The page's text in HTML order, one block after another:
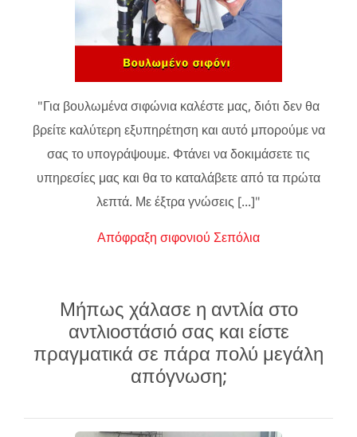
"Για βουλωμένα σιφώνια καλέστε μας, διότι δεν θα
βρείτε καλύτερη εξυπηρέτηση και αυτό μπορούμε να
σας το υπογράψουμε. Φτάνει να δοκιμάσετε τις
υπηρεσίες μας και θα το καταλάβετε από τα πρώτα
λεπτά. Με έξτρα γνώσεις [...]"
Απόφραξη σιφονιού Σεπόλια
Μήπως χάλασε η αντλία στο
αντλιοστάσιό σας και είστε
πραγματικά σε πάρα πολύ μεγάλη
απόγνωση;